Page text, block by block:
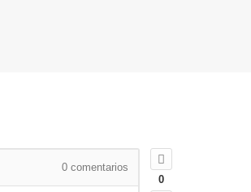
0
0 comentarios